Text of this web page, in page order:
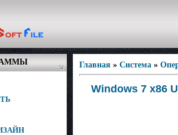
Главная » Система »
Windows 7 x86